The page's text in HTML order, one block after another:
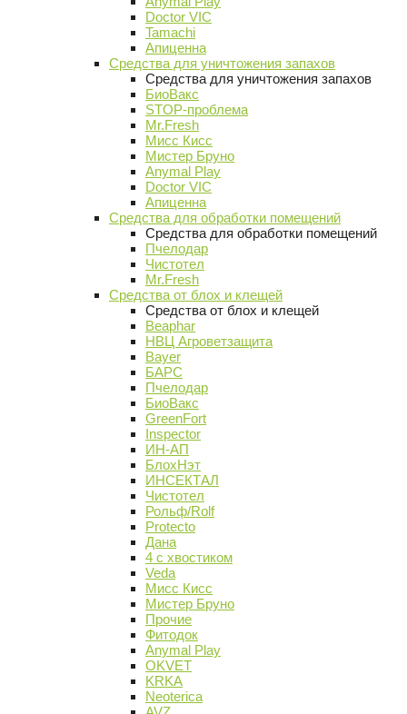
Doctor VIC
Tamachi
Апиценна
Средства для уничтожения запахов
Средства для уничтожения запахов
БиоВакс
STOP-проблема
Mr.Fresh
Мисс Кисс
Мистер Бруно
Anymal Play
Doctor VIC
Апиценна
Средства для обработки помещений
Средства для обработки помещений
Пчелодар
Чистотел
Mr.Fresh
Средства от блох и клещей
Средства от блох и клещей
Beaphar
НВЦ Агроветзащита
Bayer
БАРС
Пчелодар
БиоВакс
GreenFort
Inspector
ИН-АП
БлохНэт
ИНСЕКТАЛ
Чистотел
Рольф/Rolf
Protecto
Дана
4 с хвостиком
Veda
Мисс Кисс
Мистер Бруно
Прочие
Фитодок
Anymal Play
OKVET
KRKA
Neoterica